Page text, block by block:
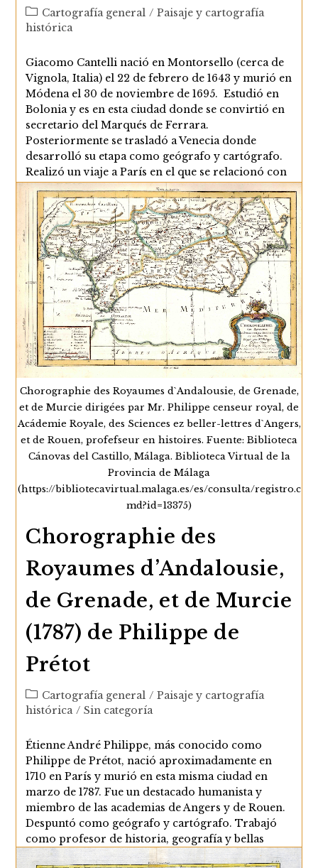
Categoría
de
entrada:
Cartografía general / Paisaje y cartografía
histórica
Giacomo Cantelli nació en Montorsello (cerca de
Vignola, Italia) el 22 de febrero de 1643 y murió en
Módena el 30 de noviembre de 1695. Estudió en
Bolonia y es en esta ciudad donde se convirtió en
secretario del Marqués de Ferrara.
Posteriormente se trasladó a Venecia donde
desarrolló su etapa como geógrafo y cartógrafo.
Realizó un viaje a París en el que se relacionó con
los mejores cartógrafos franceses como Nicolas
Sanson (1600-1667) o Michel…
Continuar LeyendoIl
Regni
Di
Granata
E
D’Andalucia
(1696)
De
Giacomo
Cantelli
Chorographie des Royaumes d`Andalousie, de Grenade,
et de Murcie dirigées par Mr. Philippe censeur royal, de
Acádemie Royale, des Sciences ez beller-lettres d`Angers,
et de Rouen, profefseur en histoires. Fuente: Biblioteca
Cánovas del Castillo, Málaga. Biblioteca Virtual de la
Provincia de Málaga
(https://bibliotecavirtual.malaga.es/es/consulta/registro.c
md?id=13375)
Chorographie des
Royaumes d’Andalousie,
de Grenade, et de Murcie
(1787) de Philippe de
Prétot
Categoría
de
entrada:
Cartografía general / Paisaje y cartografía
histórica / Sin categoría
Étienne André Philippe, más conocido como
Philippe de Prétot, nació aproximadamente en
1710 en París y murió en esta misma ciudad en
marzo de 1787. Fue un destacado humanista y
miembro de las academias de Angers y de Rouen.
Despuntó como geógrafo y cartógrafo. Trabajó
como profesor de historia, geografía y bellas
artes, y también como censor real hasta el final de